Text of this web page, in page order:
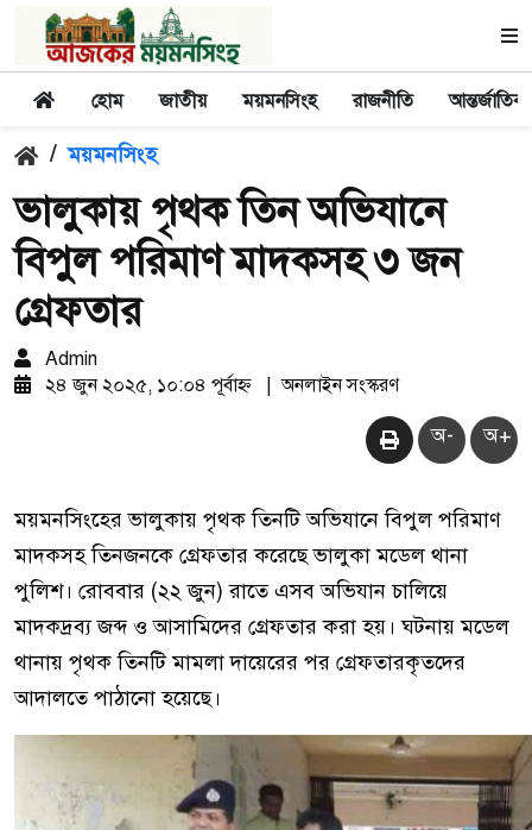
হোম জাতীয় ময়মনসিংহ রাজনীতি আন্তর্জাতিক
/ ময়মনসিংহ
ভালুকায় পৃথক তিন অভিযানে
বিপুল পরিমাণ মাদকসহ ৩ জন
গ্রেফতার
Admin
২৪ জুন ২০২৫, ১০:০৪ পূর্বাহ্ন
অনলাইন সংস্করণ
অ- অ+
ময়মনসিংহের ভালুকায় পৃথক তিনটি অভিযানে বিপুল পরিমাণ
মাদকসহ তিনজনকে গ্রেফতার করেছে ভালুকা মডেল থানা
পুলিশ। রোববার (২২ জুন) রাতে এসব অভিযান চালিয়ে
মাদকদ্রব্য জব্দ ও আসামিদের গ্রেফতার করা হয়। ঘটনায় মডেল
থানায় পৃথক তিনটি মামলা দায়েরের পর গ্রেফতারকৃতদের
আদালতে পাঠানো হয়েছে।